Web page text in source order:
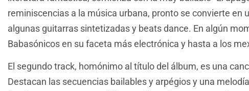
reminiscencias a la música urbana, pronto se convierte en
algunas guitarras sintetizadas y beats dance. En algún
Babasónicos en su faceta más electrónica y hasta a los
El segundo track, homónimo al título del álbum, es una
Destacan las secuencias bailables y arpégios y una